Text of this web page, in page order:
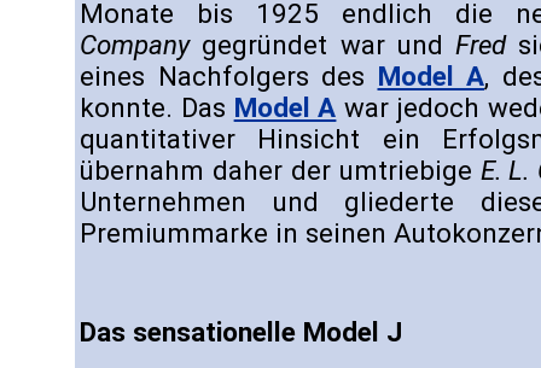
Monate bis 1925 endlich die
Companygegründet war und Fred
eines Nachfolgers des Model A,
konnte. Das Model A war jedoch
quantitativer Hinsicht ein
übernahm daher der umtriebige E. L.
Unternehmen und gliederte
Premiummarke in seinen
Das sensationelle Model J